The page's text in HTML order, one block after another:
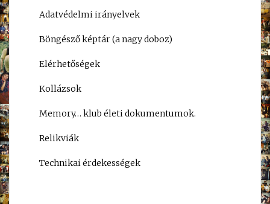
Adatvédelmi irányelvek
Böngésző képtár (a nagy doboz)
Elérhetőségek
Kollázsok
Memory… klub életi dokumentumok.
Relikviák
Technikai érdekességek